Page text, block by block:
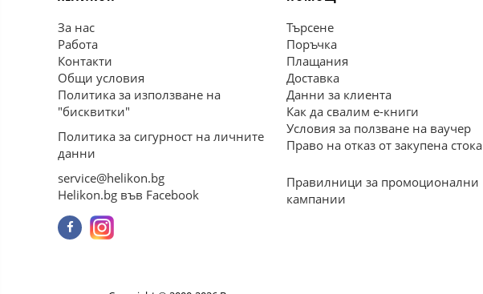
За нас
Работа
Контакти
Общи условия
Политика за използване на
"бисквитки"
Политика за сигурност на личните
данни
service@helikon.bg
Helikon.bg във Facebook
Търсене
Поръчка
Плащания
Доставка
Данни за клиента
Как да свалим е-книги
Условия за ползване на ваучер
Право на отказ от закупена стока
Правилници за промоционални
кампании